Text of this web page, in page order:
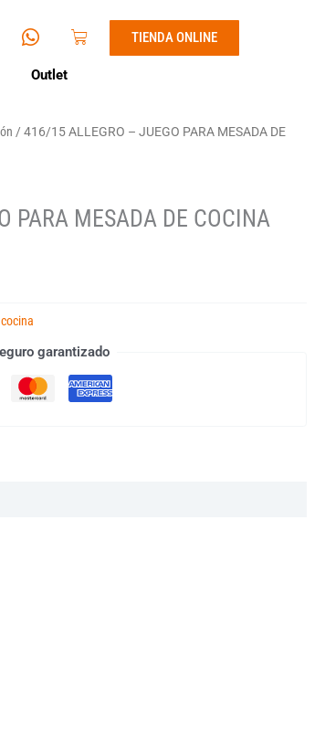
W
h
a
a
Cart TIENDA ONLINE
Outlet
/ 416/15 ALLEGRO – JUEGO PARA MESADA DE
PARA MESADA DE COCINA
garantizado